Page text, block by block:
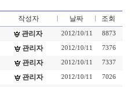
작성자 날짜
조회
관리자
2012/10/11 8873
관리자 2012/10/11 7376
관리자 2012/10/11 7337
관리자 2012/10/11 7026